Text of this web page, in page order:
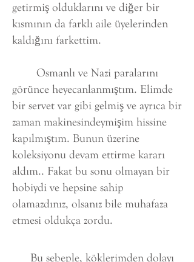
getirmiş olduklarını ve diğer bir
kısmının da farklı aile üyelerinden
kaldığını farkettim.
Osmanlı ve Nazi paralarını
görünce heyecanlanmıştım. Elimde
bir servet var gibi gelmiş ve ayrıca bir
zaman makinesindeymişim hissine
kapılmıştım. Bunun üzerine
koleksiyonu devam ettirme kararı
aldım.. Fakat bu sonu olmayan bir
hobiydi ve hepsine sahip
olamazdınız, olsanız bile muhafaza
etmesi oldukça zordu.
Bu sebeple, köklerimden dolayı